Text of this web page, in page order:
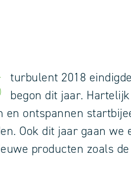
turbulent 2018
begon dit jaar.
en ontspannen
Ook dit jaar gaan we
producten zoals de